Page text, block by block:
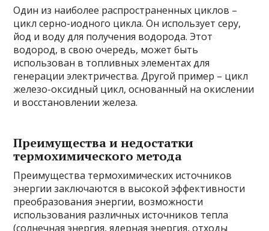
Один из наиболее распространенных циклов –
цикл серно-иодного цикла. Он использует серу,
йод и воду для получения водорода. Этот
водород, в свою очередь, может быть
использован в топливных элементах для
генерации электричества. Другой пример – цикл
железо-оксидный цикл, основанный на окислении
и восстановлении железа.
Преимущества и недостатки
термохимического метода
Преимущества термохимических источников
энергии заключаются в высокой эффективности
преобразования энергии, возможности
использования различных источников тепла
(солнечная энергия, ядерная энергия, отходы